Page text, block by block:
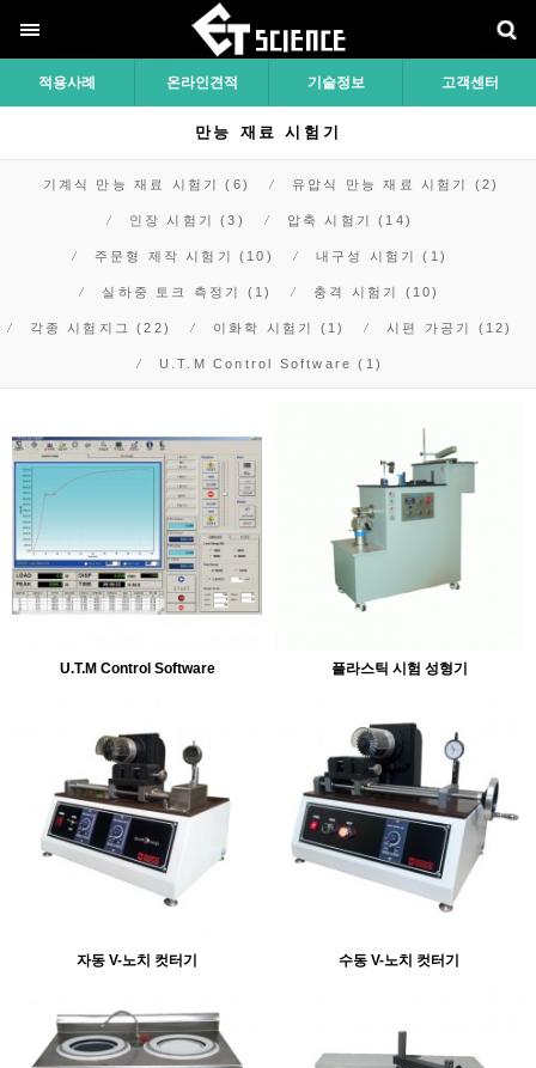
적용사례 온라인견적 기술정보 고객센터
만능 재료 시험기
기계식 만능 재료 시험기 (6) 유압식 만능 재료 시험기 (2)
인장 시험기 (3) 압축 시험기 (14)
주문형 제작 시험기 (10) 내구성 시험기 (1)
실하중 토크 측정기 (1) 충격 시험기 (10)
각종 시험지그 (22) 이화학 시험기 (1) 시편 가공기 (12)
U.T.M Control Software (1)
U.T.M Control Software 플라스틱 시험 성형기
자동 V-노치 컷터기 수동 V-노치 컷터기